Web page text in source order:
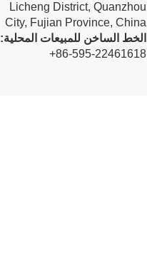
Licheng District, Quanzhou
City, Fujian Province, China
الخط الساخن للمبيعات المحلية:
+86-595-22461618